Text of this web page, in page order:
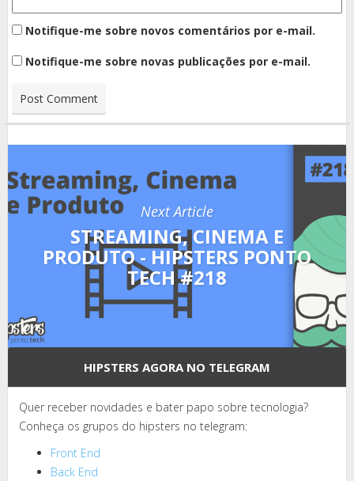
Notifique-me sobre novos comentários por e-mail.
Notifique-me sobre novas publicações por e-mail.
Next Article
STREAMING, CINEMA E
PRODUTO - HIPSTERS PONTO
TECH #218
HIPSTERS AGORA NO TELEGRAM
Quer receber novidades e bater papo sobre tecnologia?
Conheça os grupos do hipsters no telegram:
Front End
Back End